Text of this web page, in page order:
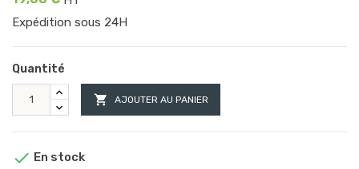
Expédition sous 24H
Quantité
 AJOUTER AU PANIER
 En stock